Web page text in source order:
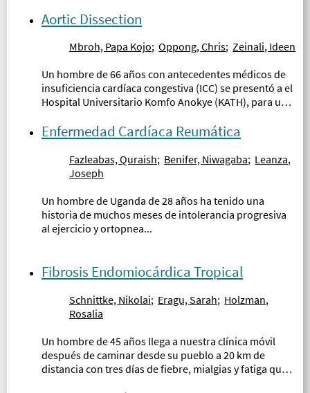
Aortic Dissection
Mbroh, Papa Kojo; Oppong, Chris; Zeinali, Ideen
Un hombre de 66 años con antecedentes médicos de
insuficiencia cardíaca congestiva (ICC) se presentó a el
Hospital Universitario Komfo Anokye (KATH), para una
esfuerzo y una leve molestia abdominal...
Enfermedad Cardíaca Reumática
Fazleabas, Quraish; Benifer, Niwagaba; Leanza,
Joseph
Un hombre de Uganda de 28 años ha tenido una
historia de muchos meses de intolerancia progresiva
al ejercicio y ortopnea...
Fibrosis Endomiocárdica Tropical
Schnittke, Nikolai; Eragu, Sarah; Holzman,
Rosalia
Un hombre de 45 años llega a nuestra clínica móvil
después de caminar desde su pueblo a 20 km de
distancia con tres días de fiebre, mialgias y fatiga que